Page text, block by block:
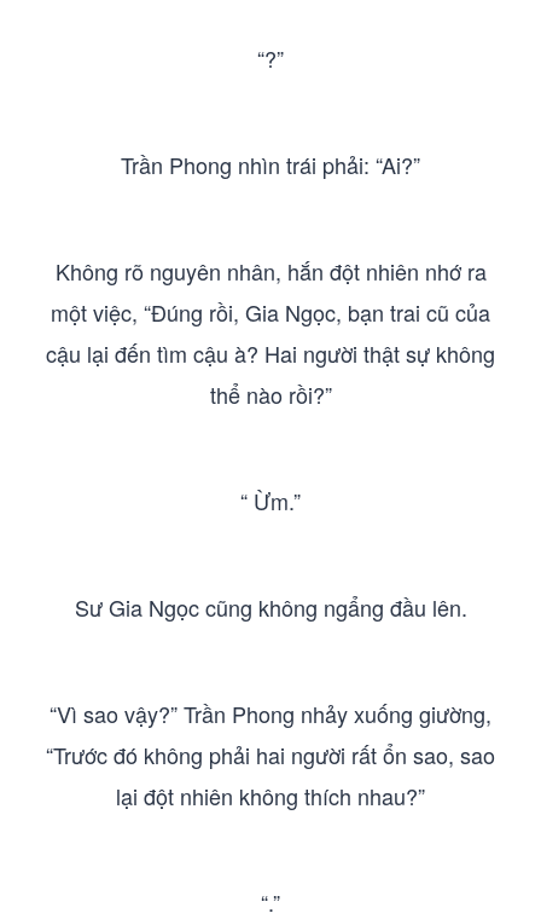
“?”
Trần Phong nhìn trái phải: “Ai?”
Không rõ nguyên nhân, hắn đột nhiên nhớ ra
một việc, “Đúng rồi, Gia Ngọc, bạn trai cũ của
cậu lại đến tìm cậu à? Hai người thật sự không
thể nào rồi?”
“ Ừm.”
Sư Gia Ngọc cũng không ngẩng đầu lên.
“Vì sao vậy?” Trần Phong nhảy xuống giường,
“Trước đó không phải hai người rất ổn sao, sao
lại đột nhiên không thích nhau?”
“.”